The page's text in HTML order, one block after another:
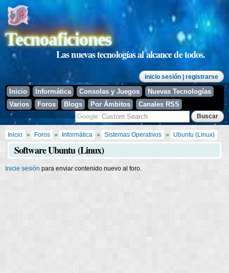
contenido
principal
Tecnoaficiones
Las nuevas tecnologías al alcance de todos.
inicio sesión | registrarse
Inicio Informática Consolas y Juegos
Nuevas Tecnologías
Varios
Foros Blogs Por Ámbitos Canales RSS
Se encuentra usted aquí
Inicio » Foros » Informática » Sistemas Operativos » Ubuntu (Linux)
Software Ubuntu (Linux)
Inicie sesión para enviar contenido nuevo al foro.